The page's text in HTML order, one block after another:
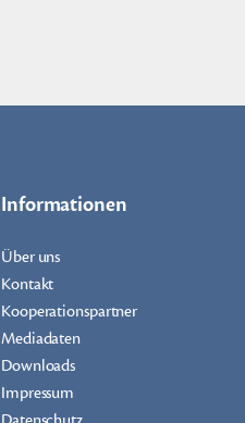
Informationen
Über uns
Kontakt
Kooperationspartner
Mediadaten
Downloads
Impressum